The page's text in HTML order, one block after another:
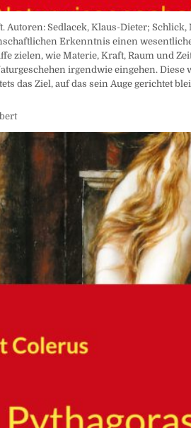
Autoren: Sedlacek, Klaus-Dieter;
Erkenntnis einen
zielen, wie Materie, Kraft, Raum und
irgendwie eingehen.
das Ziel, auf das sein Auge gerichtet